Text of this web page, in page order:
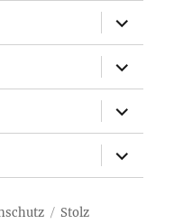
öffnen
öffnen
öffnen
öffnen
Stolz